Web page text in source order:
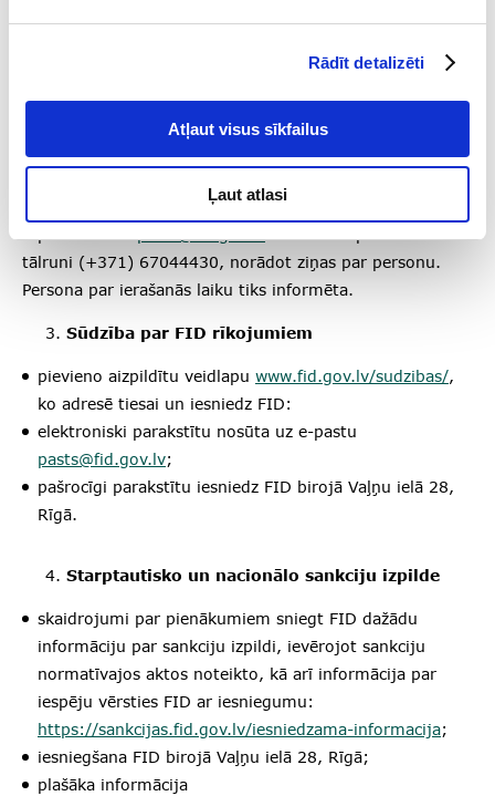
Rādīt detalizēti
Atļaut visus sīkfailus
Ļaut atlasi
mutvārdos jautājumos, kuru izskatīšana pilnībā vai kādā
tā daļā ietilpst Finanšu izlūkošanas dienesta kompetencē,
darbdienas plkst. 14.00, nosūtot pieteikumu uz
tālruni (+371) 67044430, norādot ziņas par personu.
Persona par ierašanās laiku tiks informēta.
Sūdzība par FID rīkojumiem
pievieno aizpildītu veidlapu www.fid.gov.lv/sudzibas/,
ko adresē tiesai un iesniedz FID:
elektroniski parakstītu nosūta uz e-pastu
pasts@fid.gov.lv;
pašrocīgi parakstītu iesniedz FID birojā Vaļņu ielā 28,
Rīgā.
Starptautisko un nacionālo sankciju izpilde
skaidrojumi par pienākumiem sniegt FID dažādu
informāciju par sankciju izpildi, ievērojot sankciju
normatīvajos aktos noteikto, kā arī informācija par
iespēju vērsties FID ar iesniegumu:
https://sankcijas.fid.gov.lv/iesniedzama-informacija;
iesniegšana FID birojā Vaļņu ielā 28, Rīgā;
plašāka informācija